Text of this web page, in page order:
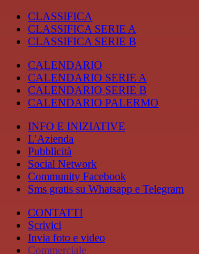
CLASSIFICA
CLASSIFICA SERIE A
CLASSIFICA SERIE B
CALENDARIO
CALENDARIO SERIE A
CALENDARIO SERIE B
CALENDARIO PALERMO
INFO E INIZIATIVE
L'Azienda
Pubblicità
Social Network
Community Facebook
Sms gratis su Whatsapp e Telegram
CONTATTI
Scrivici
Invia foto e video
Commerciale